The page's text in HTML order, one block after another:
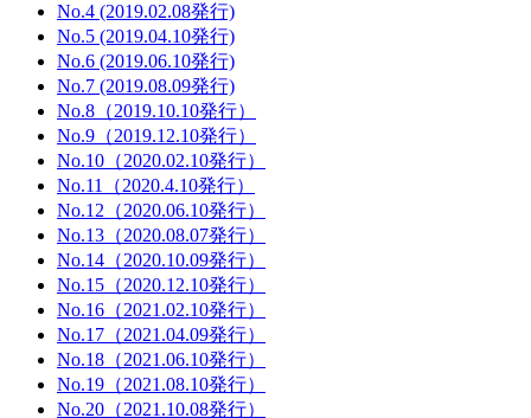
No.4 (2019.02.08発行)
No.5 (2019.04.10発行)
No.6 (2019.06.10発行)
No.7 (2019.08.09発行)
No.8（2019.10.10発行）
No.9（2019.12.10発行）
No.10（2020.02.10発行）
No.11（2020.4.10発行）
No.12（2020.06.10発行）
No.13（2020.08.07発行）
No.14（2020.10.09発行）
No.15（2020.12.10発行）
No.16（2021.02.10発行）
No.17（2021.04.09発行）
No.18（2021.06.10発行）
No.19（2021.08.10発行）
No.20（2021.10.08発行）